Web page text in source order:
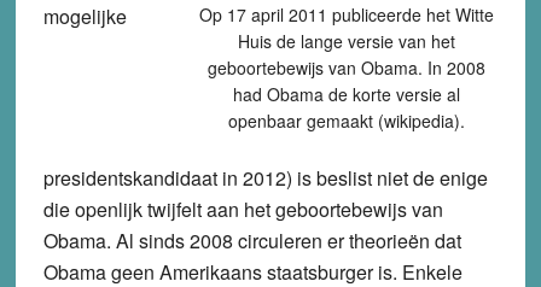
Op 17 april 2011 publiceerde het Witte
Huis de lange versie van het
geboortebewijs van Obama. In 2008
had Obama de korte versie al
openbaar gemaakt (wikipedia).
mogelijke
presidentskandidaat in 2012) is beslist niet de enige
die openlijk twijfelt aan het geboortebewijs van
Obama. Al sinds 2008 circuleren er theorieën dat
Obama geen Amerikaans staatsburger is. Enkele